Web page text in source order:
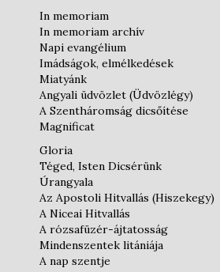
In memoriam
In memoriam archív
Napi evangélium
Imádságok, elmélkedések
Miatyánk
Angyali üdvözlet (Üdvözlégy)
A Szentháromság dicsőítése
Magnificat
Gloria
Téged, Isten Dicsérünk
Úrangyala
Az Apostoli Hitvallás (Hiszekegy)
A Niceai Hitvallás
A rózsafüzér-ájtatosság
Mindenszentek litániája
A nap szentje